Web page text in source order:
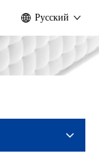
Pусский